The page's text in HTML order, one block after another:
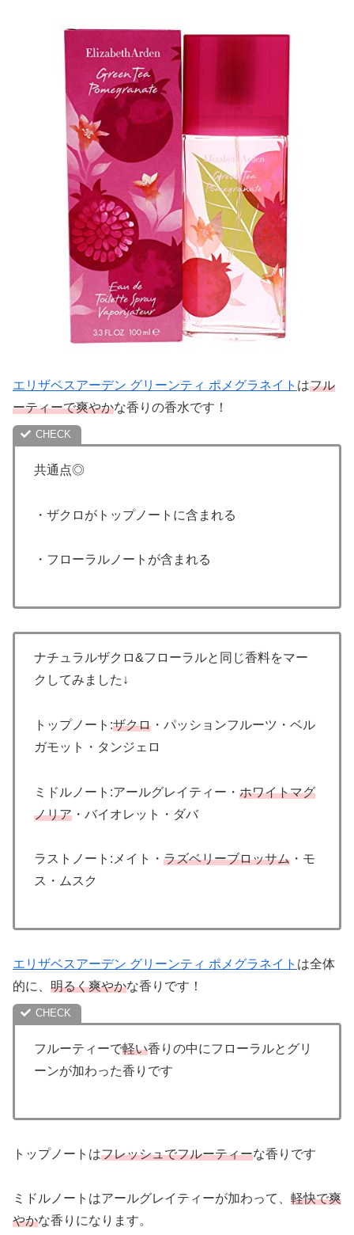
エリザベスアーデン グリーンティ ポメグラネイト はフル
ーティーで爽やかな香りの香水です！
共通点◎
・ザクロがトップノートに含まれる
・フローラルノートが含まれる
ナチュラルザクロ&フローラルと同じ香料をマー
クしてみました↓
トップノート:ザクロ ・パッションフルーツ・ベル
ガモット・タンジェロ
ミドルノート:アールグレイティー・ ホワイトマグ
ノリア ・バイオレット・ダバ
ラストノート:メイト・ ラズベリーブロッサム ・モ
ス・ムスク
エリザベスアーデン グリーンティ ポメグラネイト は全体
的に、 明るく爽やかな香りです！
フルーティーで軽い香りの中にフローラルとグリ
ーンが加わった香りです
トップノートはフレッシュでフルーティーな香りです
ミドルノートはアールグレイティーが加わって、 軽快で爽
やかな香りになります。